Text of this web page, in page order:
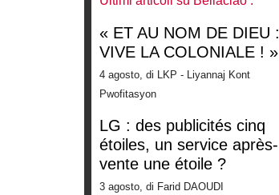
« ET AU NOM DE DIEU :
VIVE LA COLONIALE ! »
4 agosto, di LKP - Liyannaj Kont
Pwofitasyon
LG : des publicités cinq
étoiles, un service après-
vente une étoile ?
3 agosto, di Farid DAOUDI